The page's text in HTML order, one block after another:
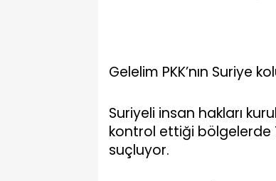
Gelelim PKK’nın Suriye
Suriyeli insan hakları
kontrol ettiği bölgelerde
suçluyor.